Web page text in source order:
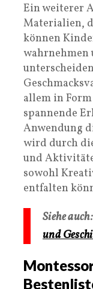
Ein weiterer
Materialien,
können
wahrnehmen
allem in
spannende
Anwendung
wird durch
und
sowohl
entfalten
Siehe
und